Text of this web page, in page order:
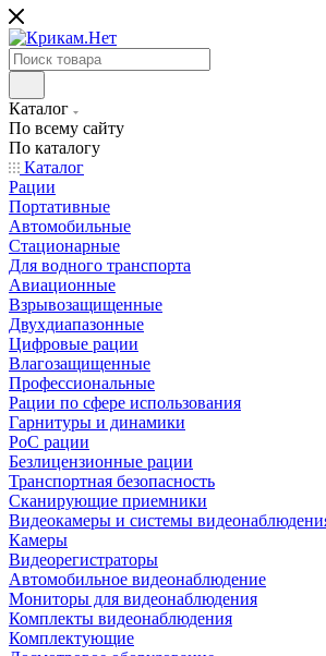
Каталог
По всему сайту
По каталогу
Каталог
Рации
Портативные
Автомобильные
Стационарные
Для водного транспорта
Авиационные
Взрывозащищенные
Двухдиапазонные
Цифровые рации
Влагозащищенные
Профессиональные
Рации по сфере использования
Гарнитуры и динамики
PoC рации
Безлицензионные рации
Транспортная безопасность
Сканирующие приемники
Видеокамеры и системы
Камеры
Видеорегистраторы
Автомобильное видеонаблюдение
Мониторы для видеонаблюдения
Комплекты видеонаблюдения
Комплектующие